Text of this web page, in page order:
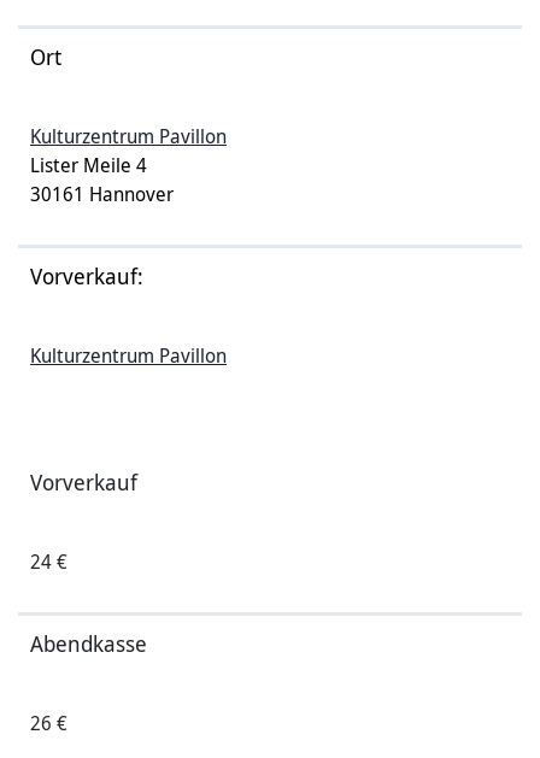
Ort
Kulturzentrum Pavillon
Lister Meile 4
30161 Hannover
Vorverkauf:
Kulturzentrum Pavillon
Vorverkauf
24 €
Abendkasse
26 €